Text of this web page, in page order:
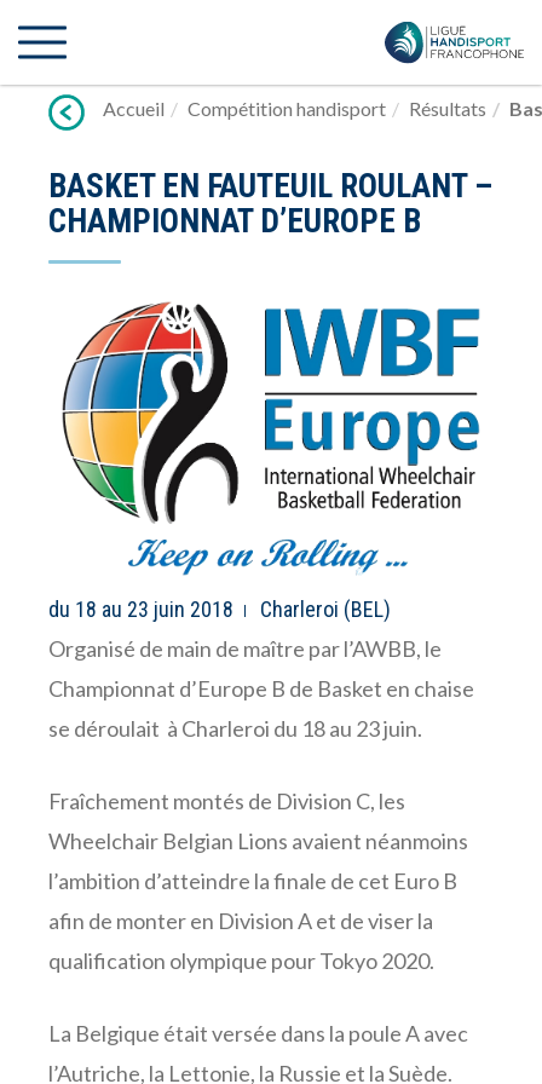
vers
Accueil
Compétition handisport Résultats
BASKET EN FAUTEUIL ROULANT –
CHAMPIONNAT D’EUROPE B
du 18 au 23 juin 2018 Charleroi (BEL)
Organisé de main de maître par l’AWBB, le
Championnat d’Europe B de Basket en chaise
se déroulait à Charleroi du 18 au 23 juin.
Fraîchement montés de Division C, les
Wheelchair Belgian Lions avaient néanmoins
l’ambition d’atteindre la finale de cet Euro B
afin de monter en Division A et de viser la
qualification olympique pour Tokyo 2020.
La Belgique était versée dans la poule A avec
l’Autriche, la Lettonie, la Russie et la Suède.